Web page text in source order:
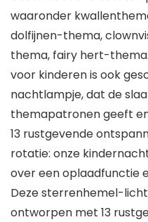
waaronder
dolfijnen-thema,
thema, fairy hert-
voor kinderen is ook
nachtlampje, dat de
themapatronen geeft
13 rustgevende
rotatie: onze
over een oplaadfunctie
Deze sterrenhemel-
ontworpen met 13